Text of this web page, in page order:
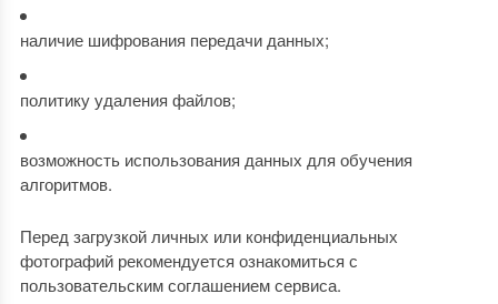
наличие шифрования передачи данных;
политику удаления файлов;
возможность использования данных для обучения
алгоритмов.
Перед загрузкой личных или конфиденциальных
фотографий рекомендуется ознакомиться с
пользовательским соглашением сервиса.